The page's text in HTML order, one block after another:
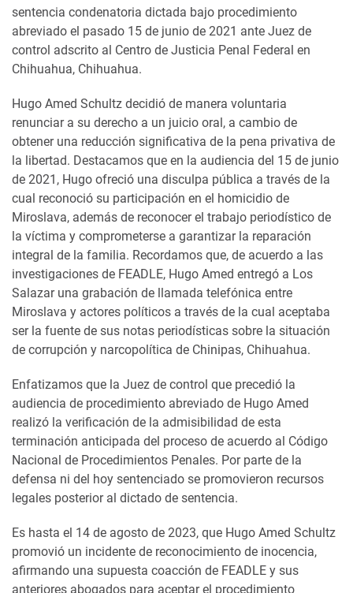
sentencia condenatoria dictada bajo procedimiento
abreviado el pasado 15 de junio de 2021 ante Juez de
control adscrito al Centro de Justicia Penal Federal en
Chihuahua, Chihuahua.
Hugo Amed Schultz decidió de manera voluntaria
renunciar a su derecho a un juicio oral, a cambio de
obtener una reducción significativa de la pena privativa de
la libertad. Destacamos que en la audiencia del 15 de junio
de 2021, Hugo ofreció una disculpa pública a través de la
cual reconoció su participación en el homicidio de
Miroslava, además de reconocer el trabajo periodístico de
la víctima y comprometerse a garantizar la reparación
integral de la familia. Recordamos que, de acuerdo a las
investigaciones de FEADLE, Hugo Amed entregó a Los
Salazar una grabación de llamada telefónica entre
Miroslava y actores políticos a través de la cual aceptaba
ser la fuente de sus notas periodísticas sobre la situación
de corrupción y narcopolítica de Chinipas, Chihuahua.
Enfatizamos que la Juez de control que precedió la
audiencia de procedimiento abreviado de Hugo Amed
realizó la verificación de la admisibilidad de esta
terminación anticipada del proceso de acuerdo al Código
Nacional de Procedimientos Penales. Por parte de la
defensa ni del hoy sentenciado se promovieron recursos
legales posterior al dictado de sentencia.
Es hasta el 14 de agosto de 2023, que Hugo Amed Schultz
promovió un incidente de reconocimiento de inocencia,
afirmando una supuesta coacción de FEADLE y sus
anteriores abogados para aceptar el procedimiento